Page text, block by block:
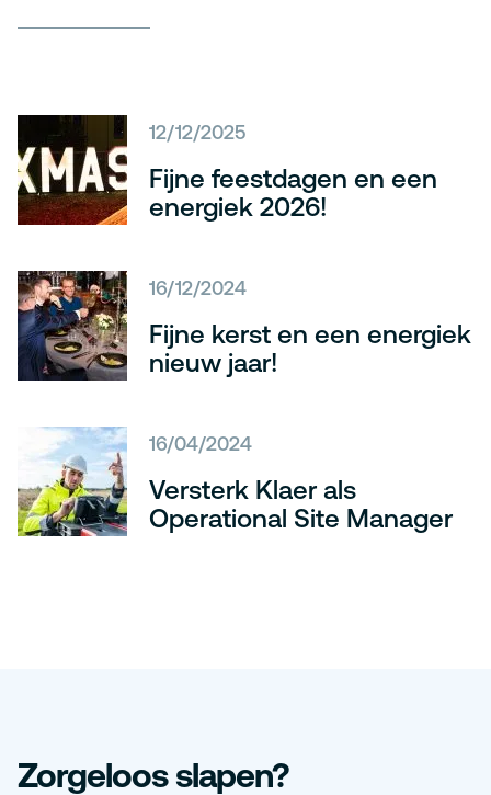
12/12/2025
Fijne feestdagen en een
energiek 2026!
16/12/2024
Fijne kerst en een energiek
nieuw jaar!
16/04/2024
Versterk Klaer als
Operational Site Manager
Zorgeloos slapen?